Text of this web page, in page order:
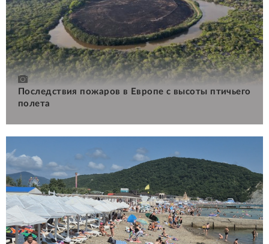
Последствия пожаров в Европе с высоты птичьего
полета